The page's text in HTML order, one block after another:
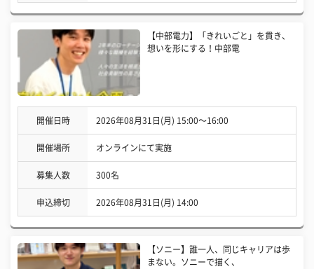
【中部電力】「きれいごと」を貫き、
想いを形にする！中部電
開催日時 2026年08月31日(月) 15:00〜16:00
開催場所 オンラインにて実施
募集人数 300名
申込締切 2026年08月31日(月) 14:00
【ソニー】誰一人、同じキャリアは歩
まない。ソニーで描く、